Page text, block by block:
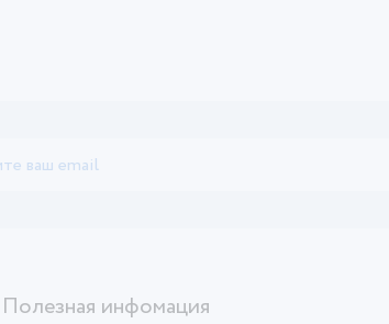
Полезная инфомация